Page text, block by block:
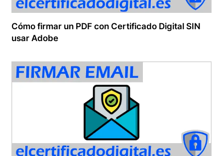
Cómo firmar un PDF con Certificado Digital SIN
usar Adobe